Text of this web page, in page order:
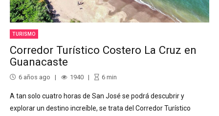
TURISMO
Corredor Turístico Costero La Cruz en
Guanacaste
6 años ago 1940 6min
A tan solo cuatro horas de San José se podrá descubrir y
explorar un destino increíble, se trata del Corredor Turístico